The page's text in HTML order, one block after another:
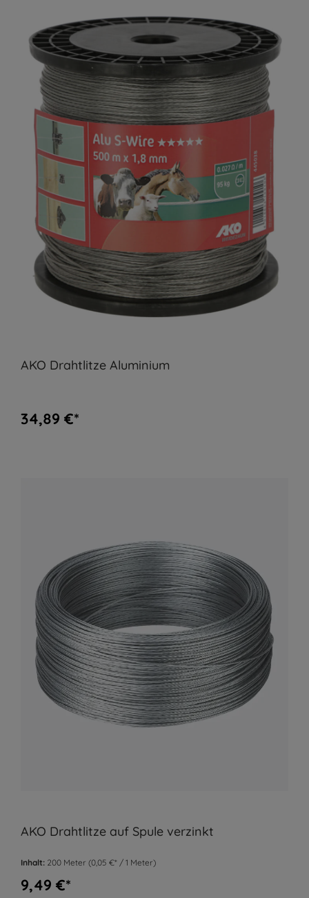
AKO Drahtlitze Aluminium
34,89 €*
AKO Drahtlitze auf Spule verzinkt
Inhalt: 200 Meter (0,05 €* / 1 Meter)
9,49 €*